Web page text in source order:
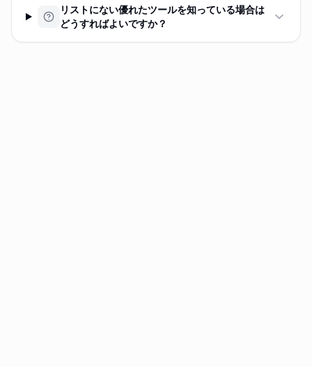
リストにない優れたツールを知っている場合は
どうすればよいですか？